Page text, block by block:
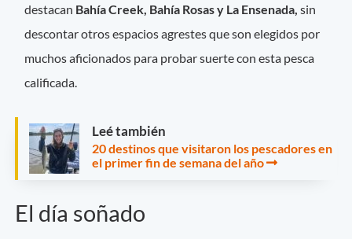
destacan Bahía Creek, Bahía Rosas y La Ensenada, sin
descontar otros espacios agrestes que son elegidos por
muchos aficionados para probar suerte con esta pesca
calificada.
Leé también
20 destinos que visitaron los pescadores en
el primer fin de semana del año
El día soñado